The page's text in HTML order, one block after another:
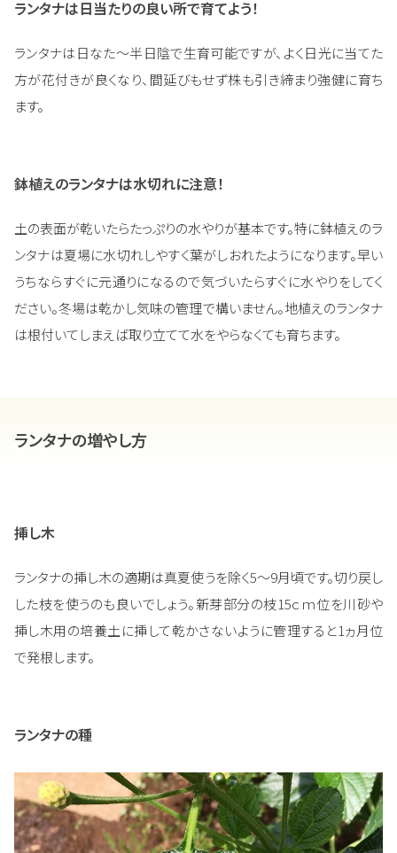
ランタナは日当たりの良い所で育てよう！
ランタナは日なた～半日陰で生育可能ですが、よく日光に当てた
方が花付きが良くなり、間延びもせず株も引き締まり強健に育ち
ます。
鉢植えのランタナは水切れに注意！
土の表面が乾いたらたっぷりの水やりが基本です。特に鉢植えのラ
ンタナは夏場に水切れしやすく葉がしおれたようになります。早い
うちならすぐに元通りになるので気づいたらすぐに水やりをしてく
ださい。冬場は乾かし気味の管理で構いません。地植えのランタナ
は根付いてしまえば取り立てて水をやらなくても育ちます。
ランタナの増やし方
挿し木
ランタナの挿し木の適期は真夏使うを除く5～9月頃です。切り戻し
した枝を使うのも良いでしょう。新芽部分の枝15ｃｍ位を川砂や
挿し木用の培養土に挿して乾かさないように管理すると1ヵ月位
で発根します。
ランタナの種